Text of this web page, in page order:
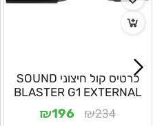
כרטיס קול חיצוני SOUND
BLASTER G1 EXTERNAL
7.1 CREATIVE
₪234
₪196